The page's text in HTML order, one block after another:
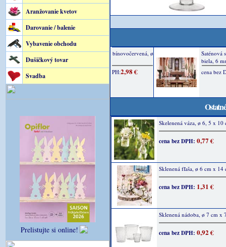
Aranžovanie kvetov
Darovanie / balenie
Vybavenie obchodu
Dušičkový tovar
Svadba
Prelistujte si online!
Skelenená váza, ø 6, 5 x 10
cena bez DPH: 0,77 €
Sklenená fľaša, ø 6 cm x 14
cena bez DPH: 1,31 €
Sklenená nádoba, ø 7 cm x
cena bez DPH: 0,92 €